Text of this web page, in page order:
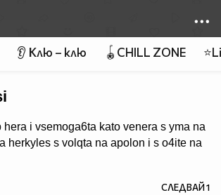
👂 Клю – клю 🪀CHILL ZONE
hera i vsemoga6ta kato venera s yma na
herkyles s volqta na apolon i s o4ite na
СЛЕДВАЙ1